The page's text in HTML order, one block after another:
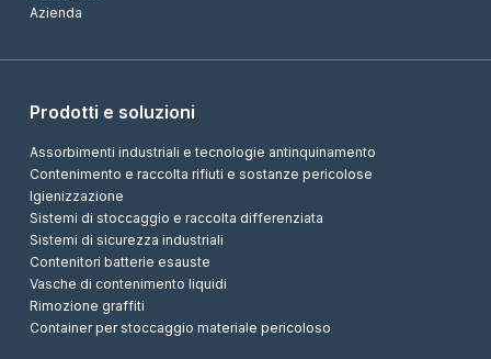
Azienda
Prodotti e soluzioni
Assorbimenti industriali e tecnologie antinquinamento
Contenimento e raccolta rifiuti e sostanze pericolose
Igienizzazione
Sistemi di stoccaggio e raccolta differenziata
Sistemi di sicurezza industriali
Contenitori batterie esauste
Vasche di contenimento liquidi
Rimozione graffiti
Container per stoccaggio materiale pericoloso